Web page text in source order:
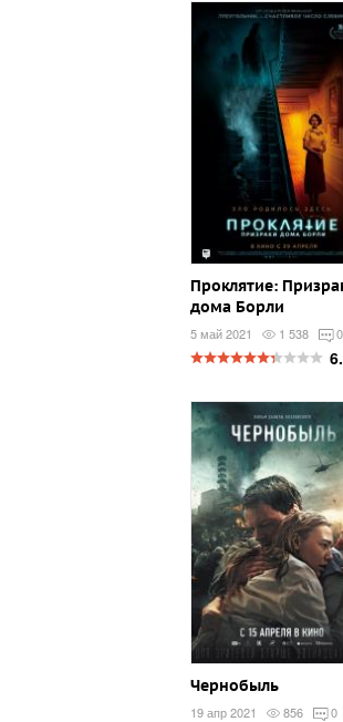
Проклятие:
дома Борли
5 май 2021 1 538 0
Чернобыль
19 апр 2021 856 0